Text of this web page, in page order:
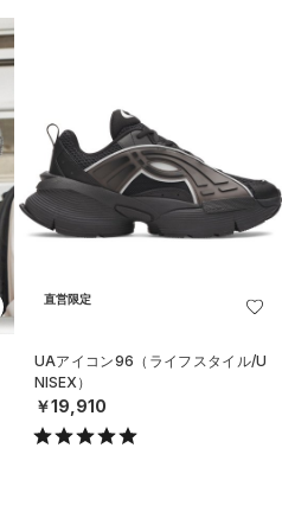
直営限定
UAアイコン96（ライフスタイル/U
NISEX）
￥19,910